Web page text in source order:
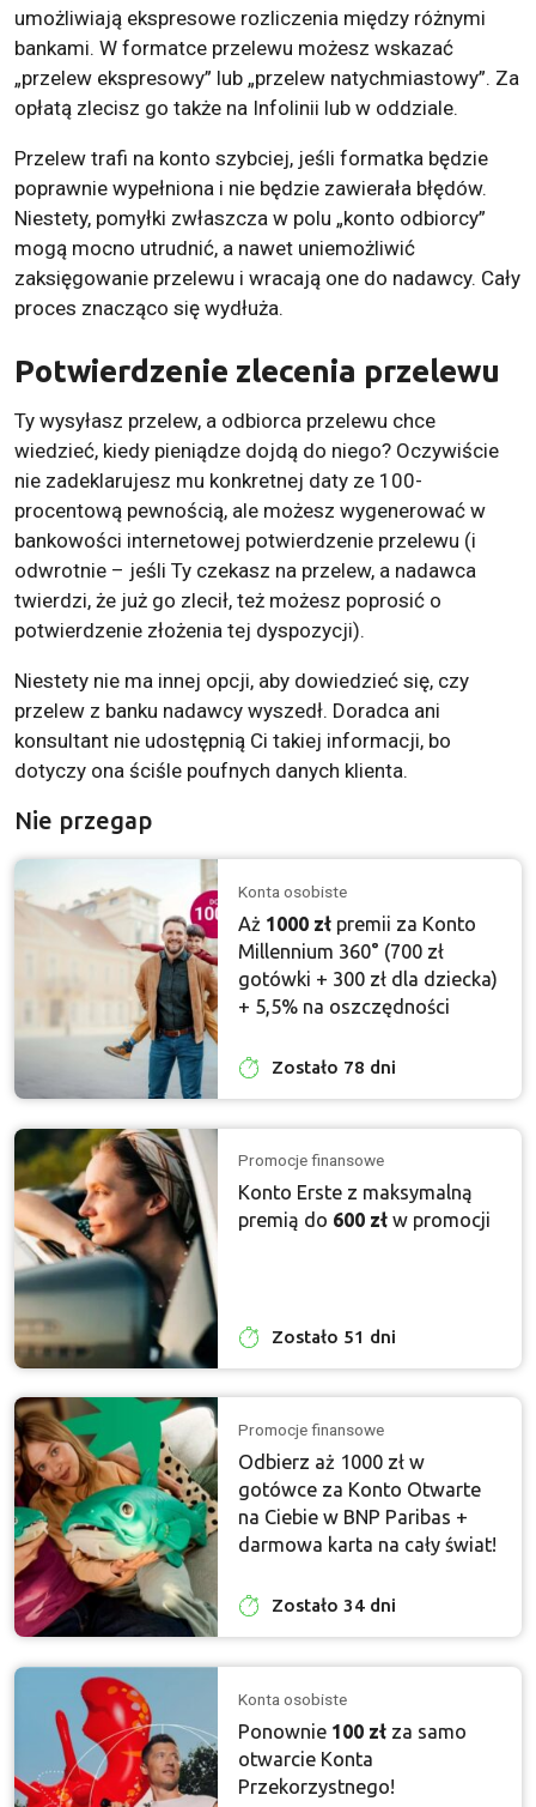
umożliwiają ekspresowe rozliczenia między różnymi
bankami. W formatce przelewu możesz wskazać
„przelew ekspresowy” lub „przelew natychmiastowy”. Za
opłatą zlecisz go także na Infolinii lub w oddziale.
Przelew trafi na konto szybciej, jeśli formatka będzie
poprawnie wypełniona i nie będzie zawierała błędów.
Niestety, pomyłki zwłaszcza w polu „konto odbiorcy”
mogą mocno utrudnić, a nawet uniemożliwić
zaksięgowanie przelewu i wracają one do nadawcy. Cały
proces znacząco się wydłuża.
Potwierdzenie zlecenia przelewu
Ty wysyłasz przelew, a odbiorca przelewu chce
wiedzieć, kiedy pieniądze dojdą do niego? Oczywiście
nie zadeklarujesz mu konkretnej daty ze 100-
procentową pewnością, ale możesz wygenerować w
bankowości internetowej potwierdzenie przelewu (i
odwrotnie – jeśli Ty czekasz na przelew, a nadawca
twierdzi, że już go zlecił, też możesz poprosić o
potwierdzenie złożenia tej dyspozycji).
Niestety nie ma innej opcji, aby dowiedzieć się, czy
przelew z banku nadawcy wyszedł. Doradca ani
konsultant nie udostępnią Ci takiej informacji, bo
dotyczy ona ściśle poufnych danych klienta.
Nie przegap
Konta osobiste
Aż 1000 zł premii za Konto
Millennium 360° (700 zł
gotówki + 300 zł dla dziecka)
+ 5,5% na oszczędności
Zostało 78 dni
Promocje finansowe
Konto Erste z maksymalną
premią do 600 zł w promocji
Zostało 51 dni
Promocje finansowe
Odbierz aż 1000 zł w
gotówce za Konto Otwarte
na Ciebie w BNP Paribas +
darmowa karta na cały świat!
Zostało 34 dni
Konta osobiste
Ponownie 100 zł za samo
otwarcie Konta
Przekorzystnego!